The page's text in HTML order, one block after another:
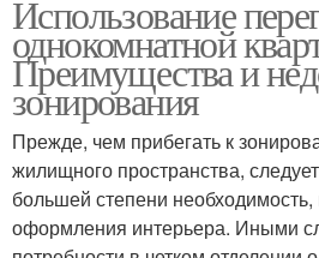
Использование
однокомнатной
Преимущества и
зонирования
Прежде, чем прибегать к
жилищного пространства,
большей степени
оформления интерьера. Иными